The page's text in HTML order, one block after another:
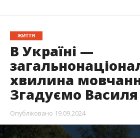
ЖИТТЯ
В Україні —
хвилина
Згадуємо
Опубліковано 19.09.2024